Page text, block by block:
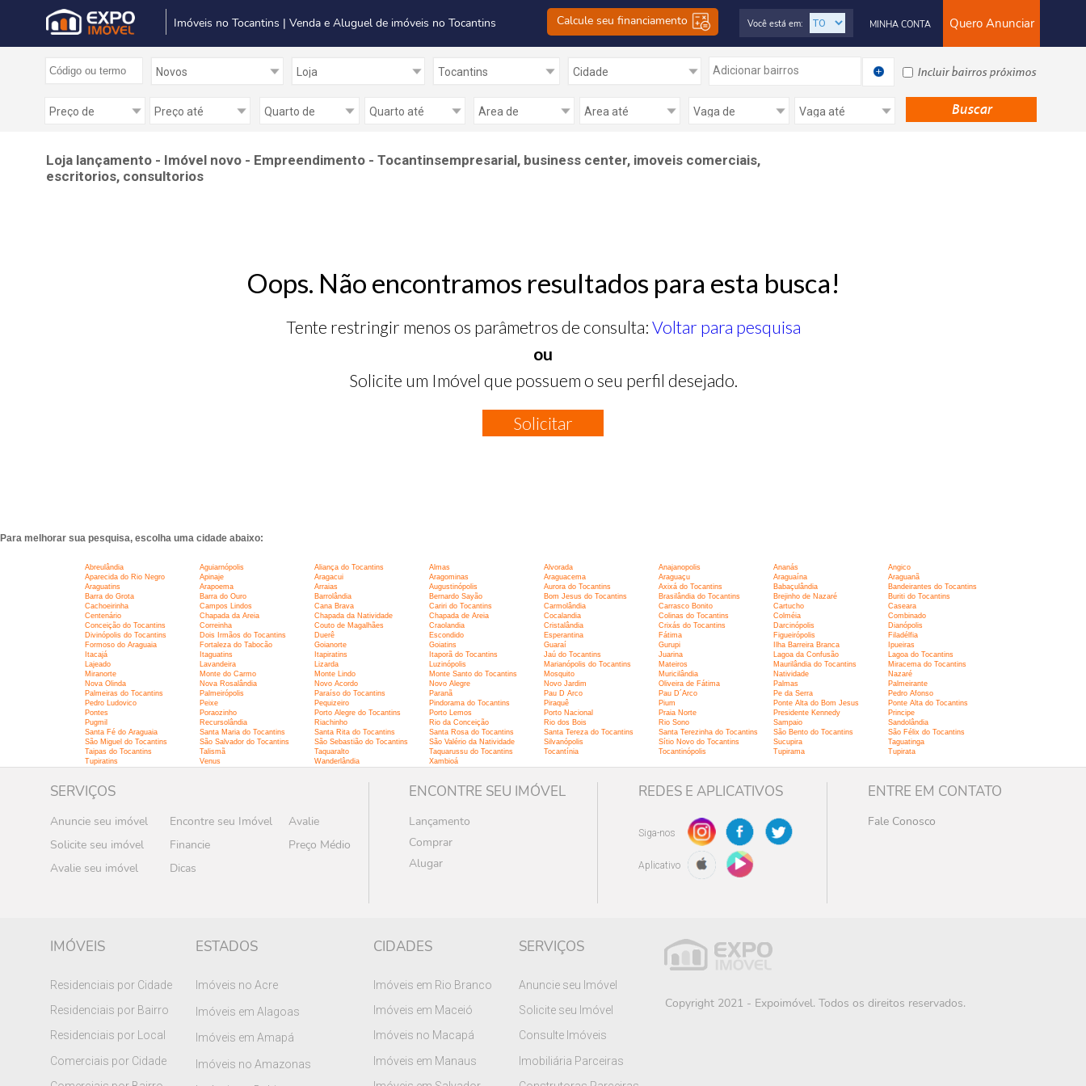
Imóveis no Tocantins | Venda e Aluguel de imóveis no Tocantins Calcule seu financiamento Quero Anunciar
MINHA CONTA
Você está em:
Adicionar bairros Incluir bairros próximos
Loja lançamento - Imóvel novo - Empreendimento - Tocantinsempresarial, business center, imoveis comerciais,
escritorios, consultorios
Oops. Não encontramos resultados para esta busca!
Tente restringir menos os parâmetros de consulta: Voltar para pesquisa
ou
Solicite um Imóvel que possuem o seu perfil desejado.
Solicitar
Para melhorar sua pesquisa, escolha uma cidade abaixo:
Abreulândia Aguiarnópolis Aliança do Tocantins Almas Alvorada Anajanopolis Ananás
Angico
Aparecida do Rio Negro
Apinaje Aragacui Aragominas Araguacema Araguaçu Araguaína
Araguanã
Araguatins
Arapoema Arraias Augustinópolis Aurora do Tocantins Axixá do Tocantins Babaçulândia
Bandeirantes do Tocantins
Barra do Grota
Barra do Ouro Barrolândia Bernardo Sayão Bom Jesus do Tocantins Brasilândia do Tocantins Brejinho de Nazaré
Buriti do Tocantins
Cachoeirinha
Campos Lindos Cana Brava Cariri do Tocantins Carmolândia Carrasco Bonito Cartucho
Caseara
Centenário
Chapada da Areia Chapada da Natividade Chapada de Areia Cocalandia Colinas do Tocantins Colméia
Combinado
Conceição do Tocantins
Correinha Couto de Magalhães Craolandia Cristalândia Crixás do Tocantins Darcinópolis
Dianópolis
Divinópolis do Tocantins
Dois Irmãos do Tocantins Duerê Escondido Esperantina Fátima Figueirópolis
Filadélfia
Formoso do Araguaia
Fortaleza do Tabocão Goianorte Goiatins Guaraí Gurupi Ilha Barreira Branca
Ipueiras
Itacajá
Itaguatins Itapiratins Itaporã do Tocantins Jaú do Tocantins Juarina Lagoa da Confusão
Lagoa do Tocantins
Lajeado
Lavandeira Lizarda Luzinópolis Marianópolis do Tocantins Mateiros Maurilândia do Tocantins
Miracema do Tocantins
Miranorte
Monte do Carmo Monte Lindo Monte Santo do Tocantins Mosquito Muricilândia Natividade
Nazaré
Nova Olinda
Nova Rosalândia Novo Acordo Novo Alegre Novo Jardim Oliveira de Fátima Palmas
Palmeirante
Palmeiras do Tocantins
Palmeirópolis Paraíso do Tocantins Paranã Pau D Arco Pau D´Arco Pe da Serra
Pedro Afonso
Pedro Ludovico
Peixe Pequizeiro Pindorama do Tocantins Piraquê Pium Ponte Alta do Bom Jesus
Ponte Alta do Tocantins
Pontes
Poraozinho Porto Alegre do Tocantins Porto Lemos Porto Nacional Praia Norte Presidente Kennedy
Principe
Pugmil
Recursolândia Riachinho Rio da Conceição Rio dos Bois Rio Sono Sampaio
Sandolândia
Santa Fé do Araguaia
Santa Maria do Tocantins Santa Rita do Tocantins Santa Rosa do Tocantins Santa Tereza do Tocantins Santa Terezinha do Tocantins São Bento do Tocantins
São Félix do Tocantins
São Miguel do Tocantins
São Salvador do Tocantins São Sebastião do Tocantins São Valério da Natividade Silvanópolis Sítio Novo do Tocantins Sucupira
Taguatinga
Taipas do Tocantins
Talismã Taquaralto Taquarussu do Tocantins Tocantínia Tocantinópolis Tupirama
Tupirata
Tupiratins
Venus Wanderlândia Xambioá
SERVIÇOS
Anuncie seu imóvel Encontre seu Imóvel
Avalie
Solicite seu imóvel
Financie
Preço Médio
Avalie seu imóvel
Dicas
ENCONTRE SEU IMÓVEL
Lançamento
Comprar
Alugar
REDES E APLICATIVOS
Siga-nos
Aplicativo
ENTRE EM CONTATO
Fale Conosco
IMÓVEIS
Residenciais por Cidade
Residenciais por Bairro
Residenciais por Local
Comerciais por Cidade
ESTADOS
Imóveis no Acre
Imóveis em Alagoas
Imóveis em Amapá
Imóveis no Amazonas
CIDADES
Imóveis em Rio Branco
Imóveis em Maceió
Imóveis no Macapá
Imóveis em Manaus
SERVIÇOS
Anuncie seu Imóvel
Solicite seu Imóvel
Consulte Imóveis
Imobiliária Parceiras
Copyright 2021 - Expoimóvel. Todos os direitos reservados.